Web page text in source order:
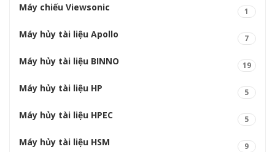
Máy chiếu Viewsonic 1
Máy hủy tài liệu Apollo 7
Máy hủy tài liệu BINNO 19
Máy hủy tài liệu HP 5
Máy hủy tài liệu HPEC 5
Máy hủy tài liệu HSM 9